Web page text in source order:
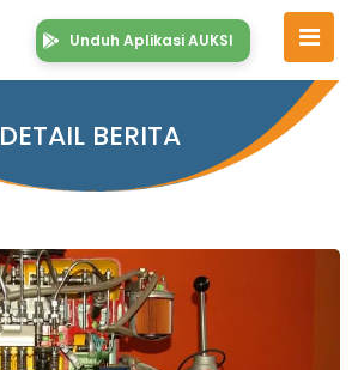
Unduh Aplikasi AUKSI
DETAIL BERITA